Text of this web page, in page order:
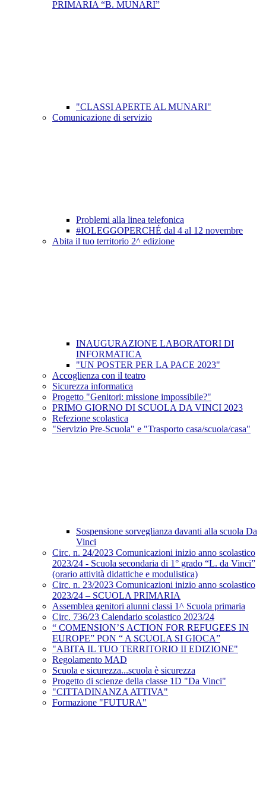
PRIMARIA “B. MUNARI”
"CLASSI APERTE AL MUNARI"
Comunicazione di servizio
Problemi alla linea telefonica
#IOLEGGOPERCHÉ dal 4 al 12 novembre
Abita il tuo territorio 2^ edizione
INAUGURAZIONE LABORATORI DI
INFORMATICA
"UN POSTER PER LA PACE 2023"
Accoglienza con il teatro
Sicurezza informatica
Progetto "Genitori: missione impossibile?"
PRIMO GIORNO DI SCUOLA DA VINCI 2023
Refezione scolastica
"Servizio Pre-Scuola" e "Trasporto casa/scuola/casa"
Sospensione sorveglianza davanti alla scuola Da
Vinci
Circ. n. 24/2023 Comunicazioni inizio anno scolastico
2023/24 - Scuola secondaria di 1° grado “L. da Vinci”
(orario attività didattiche e modulistica)
Circ. n. 23/2023 Comunicazioni inizio anno scolastico
2023/24 – SCUOLA PRIMARIA
Assemblea genitori alunni classi 1^ Scuola primaria
Circ. 736/23 Calendario scolastico 2023/24
“ COMENSION’S ACTION FOR REFUGEES IN
EUROPE” PON “ A SCUOLA SI GIOCA”
"ABITA IL TUO TERRITORIO II EDIZIONE"
Regolamento MAD
Scuola e sicurezza...scuola è sicurezza
Progetto di scienze della classe 1D "Da Vinci"
"CITTADINANZA ATTIVA"
Formazione "FUTURA"